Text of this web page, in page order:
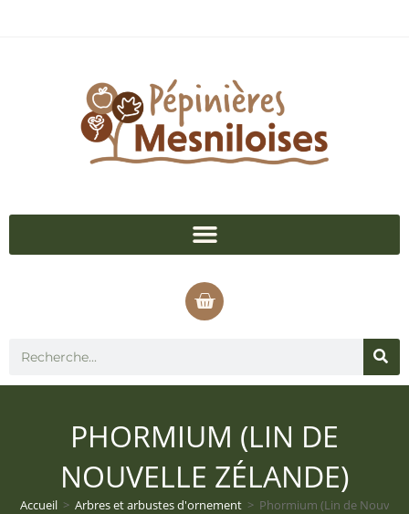
PHORMIUM (LIN DE
NOUVELLE ZÉLANDE)
Accueil > Arbres et arbustes d'ornement > Phormium (Lin de